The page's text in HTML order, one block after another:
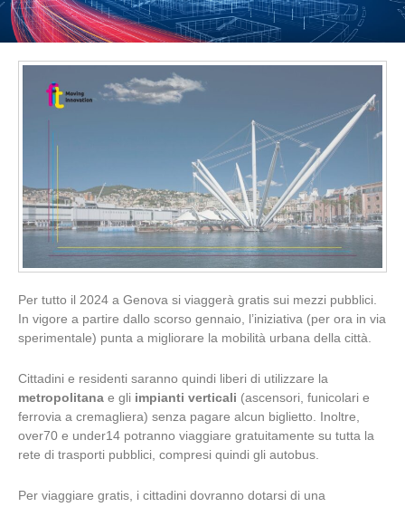
Per tutto il 2024 a Genova si viaggerà gratis sui mezzi pubblici.
In vigore a partire dallo scorso gennaio, l’iniziativa (per ora in via
sperimentale) punta a migliorare la mobilità urbana della città.
Cittadini e residenti saranno quindi liberi di utilizzare la
metropolitana e gli impianti verticali (ascensori, funicolari e
ferrovia a cremagliera) senza pagare alcun biglietto. Inoltre,
over70 e under14 potranno viaggiare gratuitamente su tutta la
rete di trasporti pubblici, compresi quindi gli autobus.
Per viaggiare gratis, i cittadini dovranno dotarsi di una